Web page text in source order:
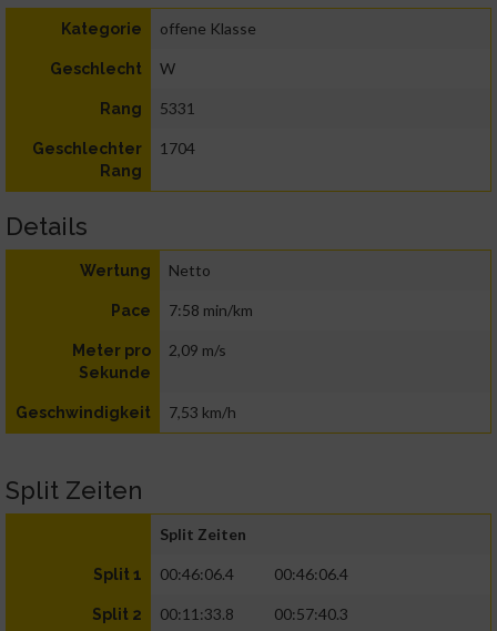
Kategorie offene Klasse
Geschlecht W
Rang 5331
Geschlechter
Rang
1704
Details
Wertung Netto
Pace 7:58 min/km
Meter pro
Sekunde
2,09 m/s
Geschwindigkeit 7,53 km/h
Split Zeiten
Split Zeiten
Split 1 00:46:06.4 00:46:06.4
Split 2 00:11:33.8 00:57:40.3